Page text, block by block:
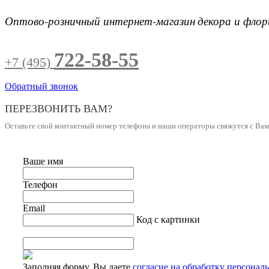
Оптово-розничный интернет-магазиндекора и
+7 (495) 722-58-55
Обратный звонок
ПЕРЕЗВОНИТЬ ВАМ?
Оставьте свой контактный номер телефона и наши операторы свяжутся с
Ваше имя
Телефон
Email
Код с картинки
Заполняя форму, Вы даете согласие на обработку